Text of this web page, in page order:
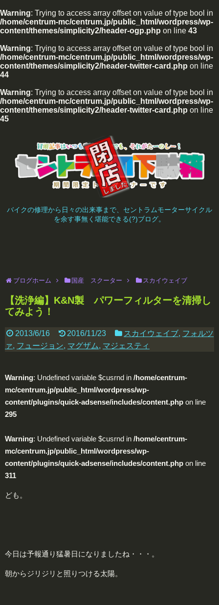
Warning: Trying to access array offset on value of type bool in
/home/centrum-mc/centrum.jp/public_html/wordpress/wp-
content/themes/simplicity2/header-ogp.php on line 43
Warning: Trying to access array offset on value of type bool in
/home/centrum-mc/centrum.jp/public_html/wordpress/wp-
content/themes/simplicity2/header-twitter-card.php on line
44
Warning: Trying to access array offset on value of type bool in
/home/centrum-mc/centrum.jp/public_html/wordpress/wp-
content/themes/simplicity2/header-twitter-card.php on line
45
バイクの修理から日々の出来事まで、セントラムモーターサイクル
を余す事無く堪能できる(?)ブログ。
ブログホーム 国産 スクーター スカイウェイブ
【洗浄編】K&N製 パワーフィルターを清掃し
てみよう！
2013/6/16 2016/11/23 スカイウェイブ, フォルツ
ァ, フュージョン, マグザム, マジェスティ
Warning: Undefined variable $cusrnd in /home/centrum-
mc/centrum.jp/public_html/wordpress/wp-
content/plugins/quick-adsense/includes/content.php on line
295
Warning: Undefined variable $cusrnd in /home/centrum-
mc/centrum.jp/public_html/wordpress/wp-
content/plugins/quick-adsense/includes/content.php on line
311
ども。
今日は予報通り猛暑日になりましたね・・・。
朝からジリジリと照りつける太陽。